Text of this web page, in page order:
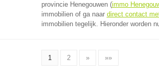
provincie Henegouwen (immo
immobilien of ga naar direct contact
immobilien tegelijk. Hieronder worden
1 2 » »»